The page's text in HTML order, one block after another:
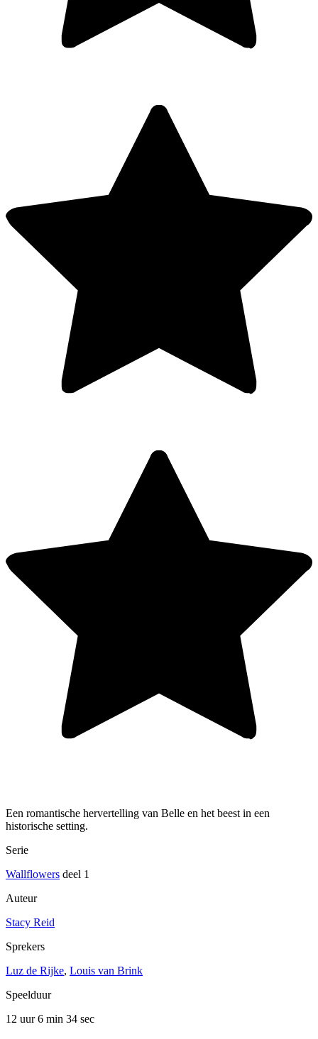
Een romantische hervertelling van Belle en het beest in een
historische setting.
Serie
Wallflowers deel 1
Auteur
Stacy Reid
Sprekers
Luz de Rijke, Louis van Brink
Speelduur
12 uur 6 min 34 sec